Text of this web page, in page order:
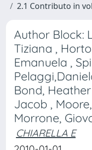
2.1 Contributo in
Author Block:
Tiziana ,
Emanuela ,
Bond,
Jacob ,
Morrone,
CHIARELLA E